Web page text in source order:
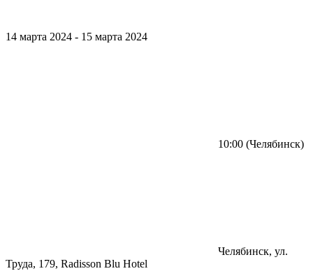
14 марта 2024 - 15 марта 2024
10:00 (Челябинск)
Челябинск, ул.
Труда, 179, Radisson Blu Hotel